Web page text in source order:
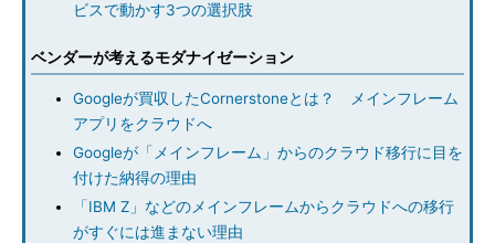
ビスで動かす3つの選択肢
ベンダーが考えるモダナイゼーション
Googleが買収したCornerstoneとは？ メインフレーム
アプリをクラウドへ
Googleが「メインフレーム」からのクラウド移行に目を
付けた納得の理由
「IBM Z」などのメインフレームからクラウドへの移行
がすぐには進まない理由